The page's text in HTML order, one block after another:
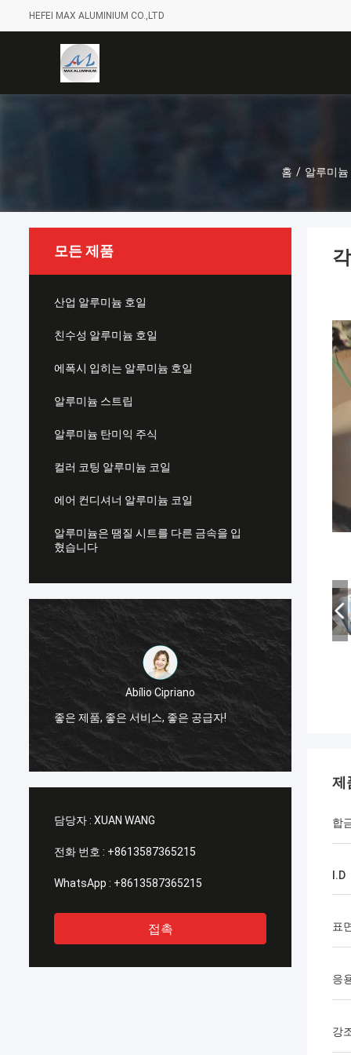
HEFEI MAX ALUMINIUM CO.,LTD
홈 / 알루미
모든 제품
산업 알루미늄 호일
친수성 알루미늄 호일
에폭시 입히는 알루미늄 호일
알루미늄 스트립
알루미늄 탄미익 주식
컬러 코팅 알루미늄 코일
에어 컨디셔너 알루미늄 코일
알루미늄은 땜질 시트를 다른 금속을 입
혔습니다
Abílio Cipriano
좋은 제품, 좋은 서비스, 좋은 공급자!
담당자 : XUAN WANG
전화 번호 : +8613587365215
WhatsApp : +8613587365215
접촉
제
합
I.D
표
응
강